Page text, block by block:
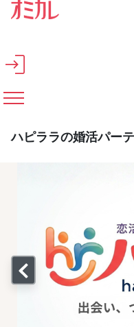
メインコンテンツへスキップ
ハピララの婚活パー